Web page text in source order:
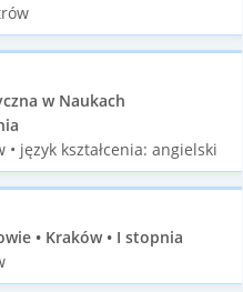
w Naukach
język kształcenia: angielski
• Kraków • I stopnia